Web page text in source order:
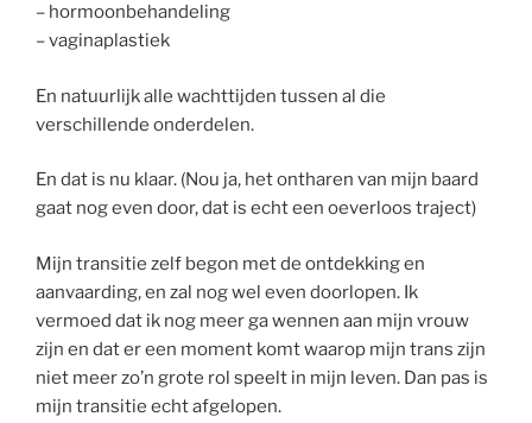
– hormoonbehandeling
– vaginaplastiek
En natuurlijk alle wachttijden tussen al die
verschillende onderdelen.
En dat is nu klaar. (Nou ja, het ontharen van mijn baard
gaat nog even door, dat is echt een oeverloos traject)
Mijn transitie zelf begon met de ontdekking en
aanvaarding, en zal nog wel even doorlopen. Ik
vermoed dat ik nog meer ga wennen aan mijn vrouw
zijn en dat er een moment komt waarop mijn trans zijn
niet meer zo’n grote rol speelt in mijn leven. Dan pas is
mijn transitie echt afgelopen.